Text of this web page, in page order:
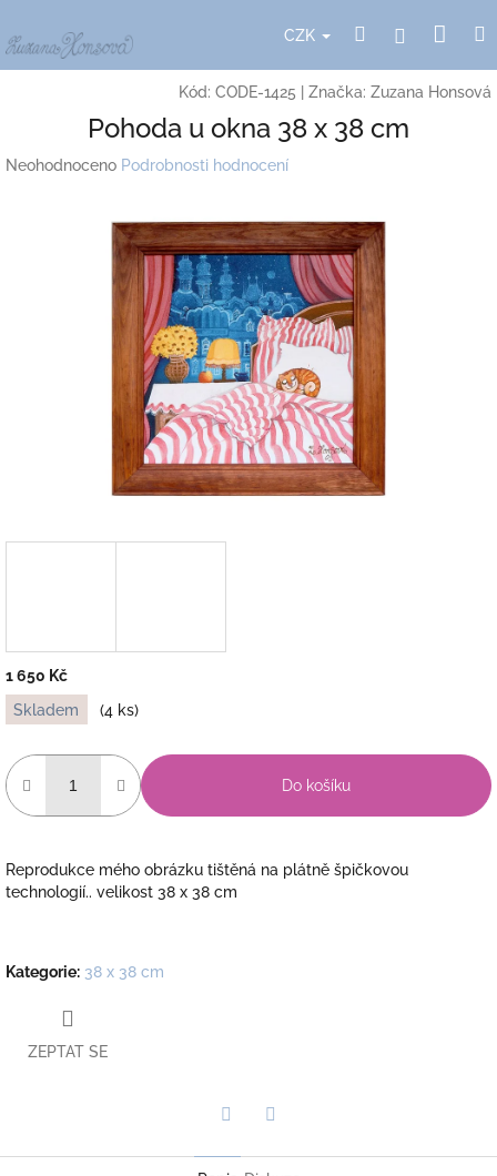
na
obsah
CZK HledatPřihlášení
Kód: CODE-1425 Značka: Zuzana Honsová
Pohoda u okna 38 x 38 cm
Průměrné
Neohodnoceno Podrobnosti hodnocení
1 650 Kč
Měrná
cena:
Skladem (4 ks)
Do košíku
Reprodukce mého obrázku tištěná na plátně špičkovou
technologií.. velikost 38 x 38 cm
Kategorie: 38 x 38 cm
ZEPTAT SE